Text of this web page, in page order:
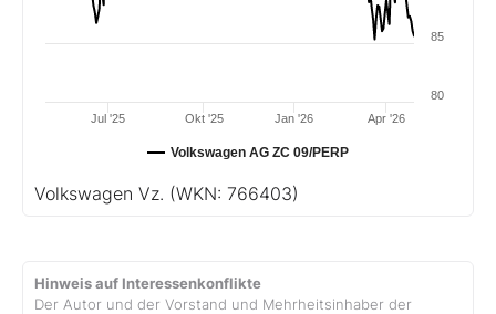
Volkswagen AG ZC 09/PERP
Jul '25 Jan '26
Okt '25 Apr '26
80
85
Volkswagen Vz. (WKN: 766403)
Hinweis auf Interessenkonflikte
Der Autor und der Vorstand und Mehrheitsinhaber der